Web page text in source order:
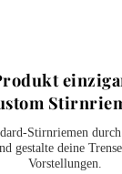
Stirnriemen
gestalte deine
Vorstellungen.